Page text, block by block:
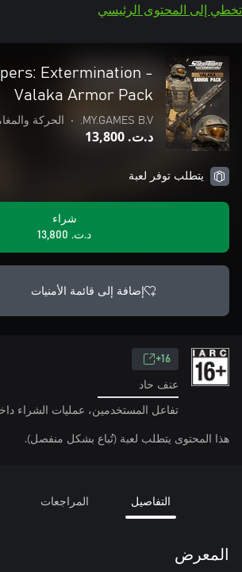
تخطي إلى المحتوى الرئيسي
Extermination -
Valaka Armor Pack
MY.GAMES B.V.
• الحركة
د.ت.‏ 13,800
يتطلب توفر لعبة
شراء
د.ت.‏ 13,800
إضافة إلى قائمة الأمنيات
16+
عنف حاد
تفاعل المستخدمين، عمليات الشراء
هذا المحتوى يتطلب لعبة (تُباع بشكل منفصل).
التفاصيل المراجعات
المعرض